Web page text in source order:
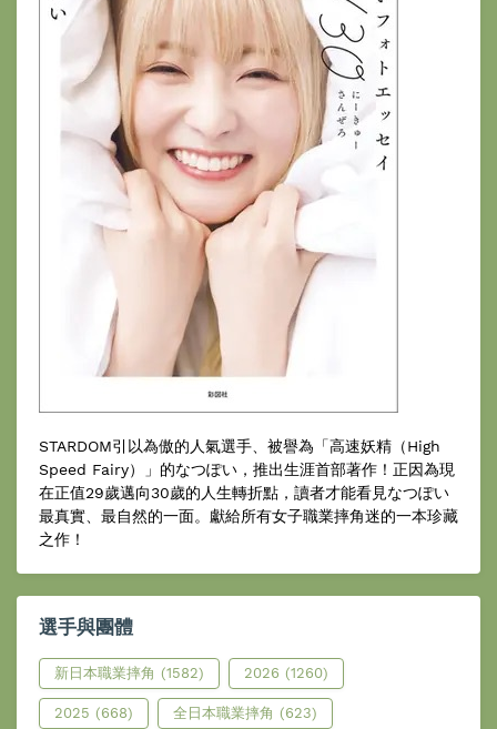
STARDOM引以為傲的人氣選手、被譽為「高速妖精（High
Speed Fairy）」的なつぽい，推出生涯首部著作！正因為現
在正值29歲邁向30歲的人生轉折點，讀者才能看見なつぽい
最真實、最自然的一面。獻給所有女子職業摔角迷的一本珍藏
之作！
選手與團體
新日本職業摔角 (1582) 2026 (1260)
2025 (668) 全日本職業摔角 (623)